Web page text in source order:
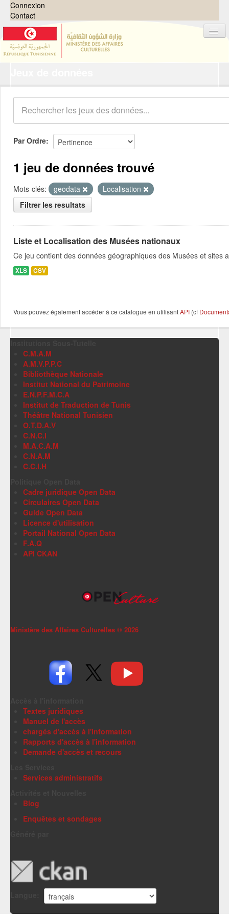
Connexion
Contact
Organisations
Groupes
Demandes 0
À propos
Par Ordre
1 jeu de données trouvé
Mots-clés: geodata
Localisation
Filtrer les resultats
Liste et Localisation des Musées nationaux
Ce jeu contient des données géographiques des Musées et sites
XLS CSV
Vous pouvez également accéder à ce catalogue en utilisantAPI (cf
C.M.A.M
A.M.V.P.P.C
Bibliothèque Nationale
Institut National du Patrimoine
E.N.P.F.M.C.A
Institut de Traduction de Tunis
Théâtre National Tunisien
O.T.D.A.V
C.N.C.I
M.A.C.A.M
C.N.A.M
C.C.I.H
Cadre juridique Open Data
Circulaires Open Data
Guide Open Data
Licence d'utilisation
Portail National Open Data
F.A.Q
API CKAN
Ministère des Affaires Culturelles © 2026
Textes juridiques
Manuel de l'accès
chargés d'accès à l'information
Rapports d'accès à l'information
Demande d'accès et recours
Services administratifs
Blog
Enquêtes et sondages